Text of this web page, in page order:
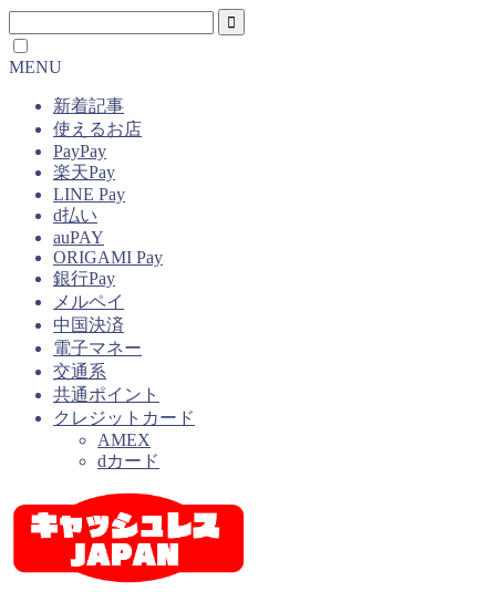
MENU
新着記事
使えるお店
PayPay
楽天Pay
LINE Pay
d払い
auPAY
ORIGAMI Pay
銀行Pay
メルペイ
中国決済
電子マネー
交通系
共通ポイント
クレジットカード
AMEX
dカード